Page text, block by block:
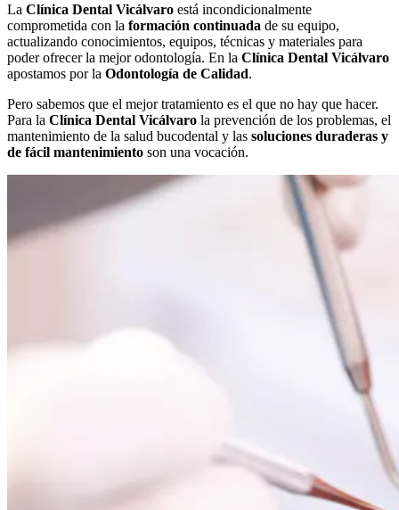
La Clínica Dental Vicálvaro está incondicionalmente
comprometida con la formación continuada de su equipo,
actualizando conocimientos, equipos, técnicas y materiales para
poder ofrecer la mejor odontología. En la Clínica Dental Vicálvaro
apostamos por la Odontología de Calidad.
Pero sabemos que el mejor tratamiento es el que no hay que hacer.
Para la Clínica Dental Vicálvaro la prevención de los problemas, el
mantenimiento de la salud bucodental y las soluciones duraderas y
de fácil mantenimiento son una vocación.